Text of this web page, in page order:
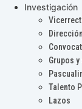
Investigación
Grupos
Talento
Lazos